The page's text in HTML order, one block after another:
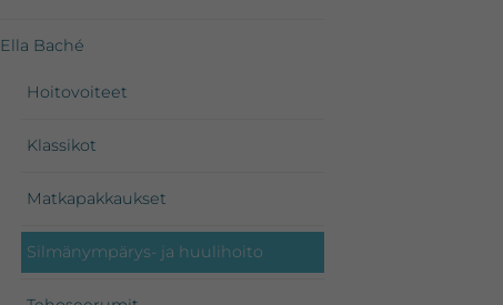
Ella Baché
Hoitovoiteet
Klassikot
Matkapakkaukset
Silmänympärys- ja huulihoito